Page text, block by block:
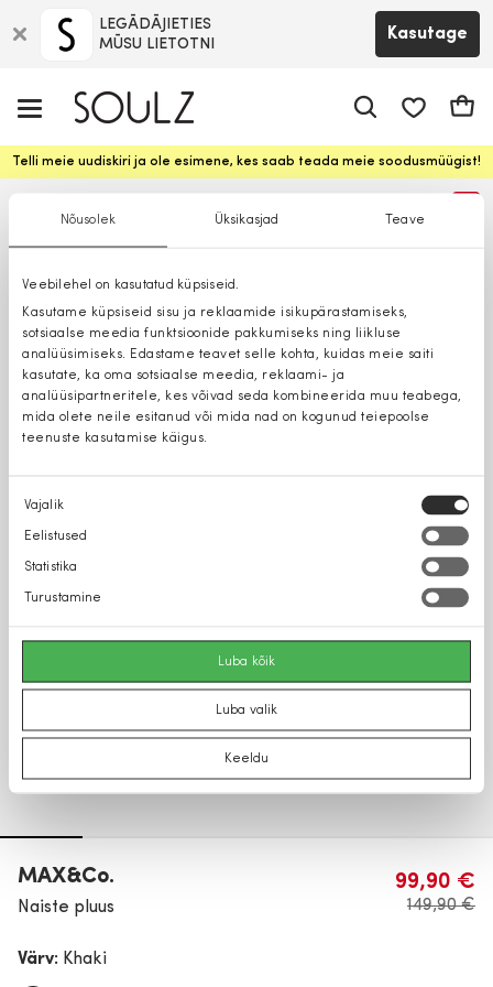
Nõusolek Üksikasjad Teave
Veebilehel on kasutatud küpsiseid.
Kasutame küpsiseid sisu ja reklaamide isikupärastamiseks,
sotsiaalse meedia funktsioonide pakkumiseks ning liikluse
analüüsimiseks. Edastame teavet selle kohta, kuidas meie saiti
kasutate, ka oma sotsiaalse meedia, reklaami- ja
analüüsipartneritele, kes võivad seda kombineerida muu teabega,
mida olete neile esitanud või mida nad on kogunud teiepoolse
teenuste kasutamise käigus.
Nõusoleku
valik
Vajalik
Eelistused
Statistika
Turustamine
Luba kõik
Luba valik
Keeldu
LEGĀDĀJIETIES
MŪSU LIETOTNI
Kasutage
Telli meie uudiskiri ja ole esimene, kes saab teada meie soodusmüügist!
MAX&Co.
Naiste pluus
99,90 €
149,90 €
Värv: Khaki